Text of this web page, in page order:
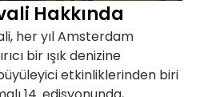
Hakkında
her yıl Amsterdam
bir ışık denizine
etkinliklerinden biri